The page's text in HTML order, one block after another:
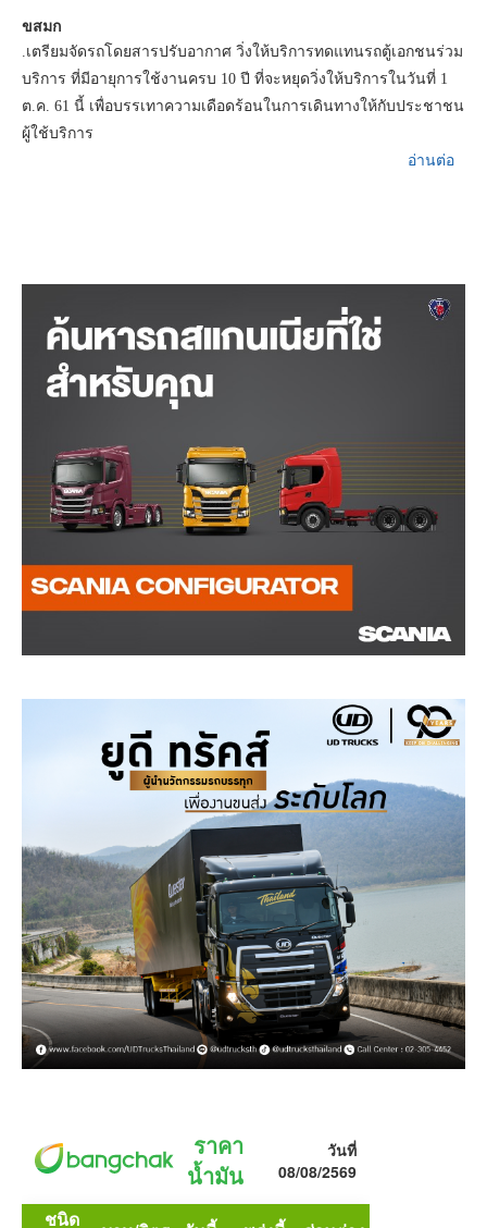
ขสมก
.เตรียมจัดรถโดยสารปรับอากาศ วิ่งให้บริการทดแทนรถตู้เอกชนร่วม
บริการ ที่มีอายุการใช้งานครบ 10 ปี ที่จะหยุดวิ่งให้บริการในวันที่ 1
ต.ค. 61 นี้ เพื่อบรรเทาความเดือดร้อนในการเดินทางให้กับประชาชน
ผู้ใช้บริการ
อ่านต่อ